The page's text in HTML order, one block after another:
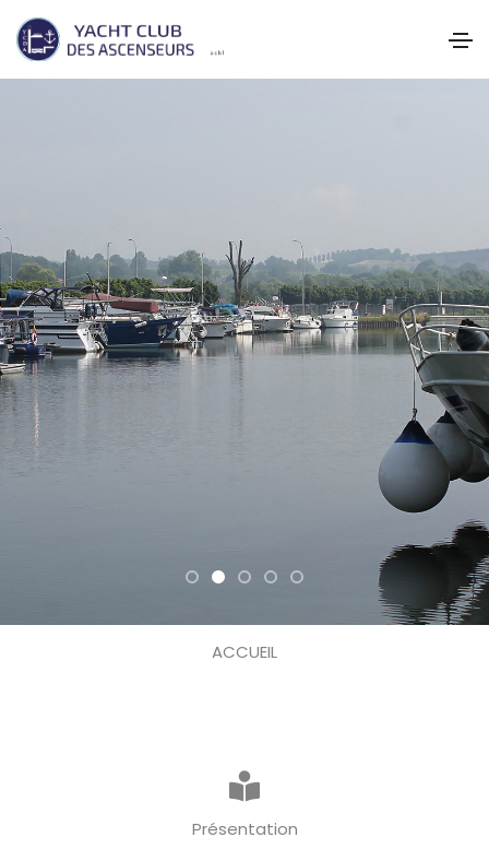
ACCUEIL
Présentation